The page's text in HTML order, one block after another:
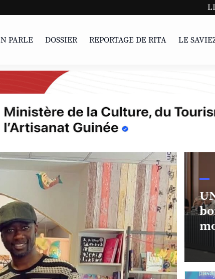
LIVRE | Parcours,
PARLE DOSSIER REPORTAGE DE RITA LE